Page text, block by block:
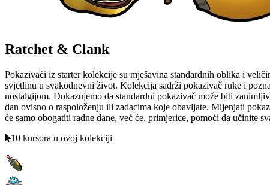
Ratchet & Clank
Pokazivači iz starter kolekcije su mješavina standardnih oblika i
svjetlinu u svakodnevni život. Kolekcija sadrži pokazivač ruke i
nostalgijom. Dokazujemo da standardni pokazivač može biti
dan ovisno o raspoloženju ili zadacima koje obavljate. Mijenjati
će samo obogatiti radne dane, već će, primjerice, pomoći da učinite
10 kursora u ovoj kolekciji